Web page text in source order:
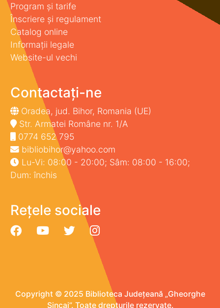
Program și tarife
Înscriere și regulament
Catalog online
Informații legale
Website-ul vechi
Contactați-ne
Oradea, jud. Bihor, Romania (UE)
Str. Armatei Române nr. 1/A
0774 652 795
bibliobihor@yahoo.com
Lu-Vi: 08:00 - 20:00; Sâm: 08:00 - 16:00;
Dum: închis
Rețele sociale
Copyright © 2025 Biblioteca Județeană „Gheorghe
Șincai”. Toate drepturile rezervate.